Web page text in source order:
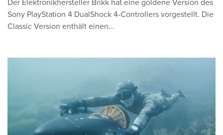
Der Elektronikhersteller Brikk hat eine goldene Version des
Sony PlayStation 4 DualShock 4-Controllers vorgestellt. Die
Classic Version enthält einen…